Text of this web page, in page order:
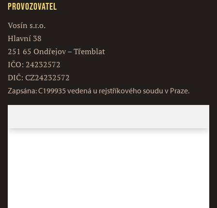
Provozovatel
Vosín s.r.o.
Hlavní 38
251 65 Ondřejov – Třemblat
IČO: 24232572
DIČ: CZ24232572
Zapsána: C199935 vedená u rejstříkového soudu v Praze.